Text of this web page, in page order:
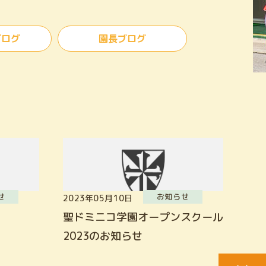
グ 園長ブログ
2023年05月10日 お知らせ
聖ドミニコ学園オープンスクール
2023のお知らせ